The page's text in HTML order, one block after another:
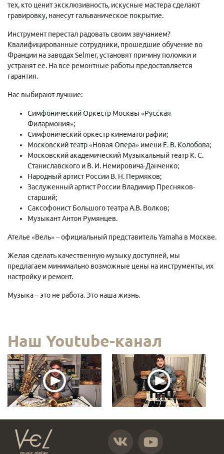
тех, кто ценит эксклюзивность, искусные мастера сделают
гравировку, нанесут гальваническое покрытие.
Инструмент перестал радовать своим звучанием?
Квалифицированные сотрудники, прошедшие обучение во
Франции на заводах Selmer, установят причину поломки и
устранят ее. На все ремонтные работы предоставляется
гарантия.
Нас выбирают лучшие:
Симфонический Оркестр Москвы «Русская
Филармония»;
Симфонический оркестр кинематографии;
Московский театр «Новая Опера» имени Е. В. Колобова;
Московский академический Музыкальный театр К. С.
Станиславского и В. И. Немировича-Данченко;
Народный артист России В. Н. Пермяков;
Заслуженный артист России Владимир Пресняков-
старший;
Саксофонист Большого театра А.В. Волков;
Музыкант Антон Румянцев.
Ателье «Вель» – официальный представитель Yamaha в Москве.
Желая сделать качественную музыку доступней, мы
предлагаем минимально возможные цены на инструменты, их
настройку и ремонт.
Музыка – это не работа. Это наша жизнь.
Наш Youtube-канал